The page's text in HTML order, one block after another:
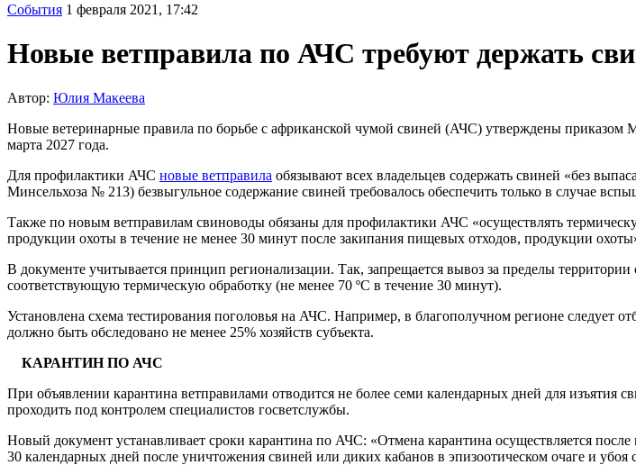
События 1 февраля 2021, 17:42
Новые ветправила по АЧС требуют держать
Автор: Юлия Макеева
Новые ветеринарные правила по борьбе с африканской чумой свиней (АЧС) утверждены приказом
марта 2027 года.
Для профилактики АЧС новые ветправила обязывают всех владельцев содержать свиней «без
Минсельхоза № 213) безвыгульное содержание свиней требовалось обеспечить только в случае
Также по новым ветправилам свиноводы обязаны для профилактики АЧС «осуществлять
продукции охоты в течение не менее 30 минут после закипания пищевых отходов, продукции
В документе учитывается принцип регионализации. Так, запрещается вывоз за пределы
соответствующую термическую обработку (не менее 70 ºС в течение 30 минут).
Установлена схема тестирования поголовья на АЧС. Например, в благополучном регионе следует
должно быть обследовано не менее 25% хозяйств субъекта.
КАРАНТИН ПО АЧС
При объявлении карантина ветправилами отводится не более семи календарных дней для изъятия
проходить под контролем специалистов госветслужбы.
Новый документ устанавливает сроки карантина по АЧС: «Отмена карантина осуществляется
30 календарных дней после уничтожения свиней или диких кабанов в эпизоотическом очаге и убоя